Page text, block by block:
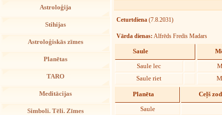
Astroloģija
Stihijas
Astroloģiskās zīmes
Planētas
TARO
Meditācijas
Simboli. Tēli. Zīmes
Ceturtdiena (7.8.2031)
Vārda dienas: Alfrēds Fredis Madars
Saule
Saule lec
Saule riet
Planēta Ceļš
Saule